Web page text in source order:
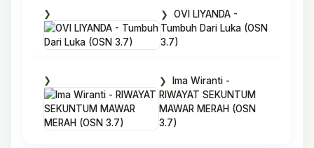
OVI LIYANDA -
Tumbuh Dari Luka (OSN
3.7)
Ima Wiranti -
RIWAYAT SEKUNTUM
MAWAR MERAH (OSN
3.7)